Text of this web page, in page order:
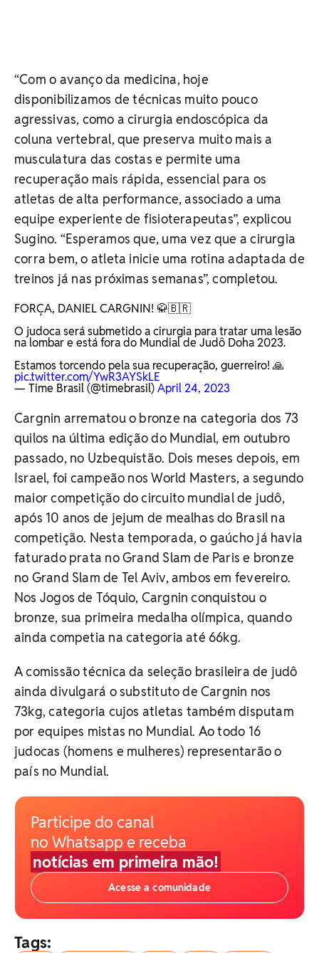
“Com o avanço da medicina, hoje
disponibilizamos de técnicas muito pouco
agressivas, como a cirurgia endoscópica da
coluna vertebral, que preserva muito mais a
musculatura das costas e permite uma
recuperação mais rápida, essencial para os
atletas de alta performance, associado a uma
equipe experiente de fisioterapeutas”, explicou
Sugino. “Esperamos que, uma vez que a cirurgia
corra bem, o atleta inicie uma rotina adaptada de
treinos já nas próximas semanas”, completou.
FORÇA, DANIEL CARGNIN! 🥋🇧🇷
O judoca será submetido a cirurgia para tratar uma lesão
na lombar e está fora do Mundial de Judô Doha 2023.
Estamos torcendo pela sua recuperação, guerreiro! 🙏
pic.twitter.com/YwR3AYSkLE
— Time Brasil (@timebrasil)April 24, 2023
Cargnin arrematou o bronze na categoria dos 73
quilos na última edição do Mundial, em outubro
passado, no Uzbequistão. Dois meses depois, em
Israel, foi campeão nos World Masters, a segundo
maior competição do circuito mundial de judô,
após 10 anos de jejum de mealhas do Brasil na
competição. Nesta temporada, o gaúcho já havia
faturado prata no Grand Slam de Paris e bronze
no Grand Slam de Tel Aviv, ambos em fevereiro.
Nos Jogos de Tóquio, Cargnin conquistou o
bronze, sua primeira medalha olímpica, quando
ainda competia na categoria até 66kg.
A comissão técnica da seleção brasileira de judô
ainda divulgará o substituto de Cargnin nos
73kg, categoria cujos atletas também disputam
por equipes mistas no Mundial. Ao todo 16
judocas (homens e mulheres) representarão o
país no Mundial.
Participe do canal
no Whatsapp e receba
notícias em primeira mão!
Acesse a comunidade
Tags: